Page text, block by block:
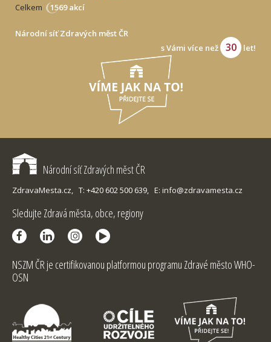
Celkem
1569 akcí
Národní síť Zdravých měst ČR
s Vámi více než
30 let!
Národní síť Zdravých měst ČR
ZdravaMesta.cz, T: +420 602 500 639, E: info@zdravamesta.cz
Sledujte Zdravá města, obce, regiony
NSZM ČR je certifikovanou platformou programu Zdravé město WHO-
OSN